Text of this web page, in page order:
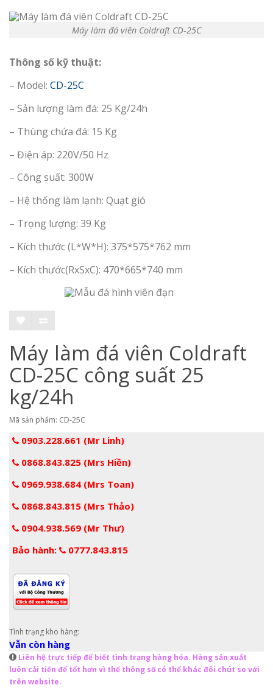
Máy làm đá viên Coldraft CD-25C
Thông số kỹ thuật:
– Model: CD-25C
– Sản lượng làm đá: 25 Kg/24h
– Thùng chứa đá: 15 Kg
– Điện áp: 220V/50 Hz
– Công suất: 300W
– Hệ thống làm lạnh: Quạt gió
– Trọng lượng: 39 Kg
– Kích thước (L*W*H): 375*575*762 mm
– Kích thước(RxSxC): 470*665*740 mm
Máy làm đá viên Coldraft
CD-25C công suất 25
kg/24h
Mã sản phẩm: CD-25C
0903.228.661 (Mr Linh)
0868.843.825 (Mrs Hiền)
0969.938.684 (Mrs Toan)
0868.843.815 (Mrs Thảo)
0904.938.569 (Mr Thư)
Bảo hành:
0777.843.815
Tình trạng kho hàng:
Vẫn còn hàng
Liên hệ trực tiếp để biết tình trạng hàng hóa. Hàng sản xuất
luôn cải tiến để tốt hơn vì thế thông số có thể khác đôi chút so với
trên website.